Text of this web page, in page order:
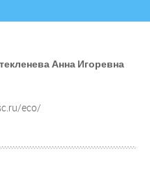
Анна Игоревна
eco/